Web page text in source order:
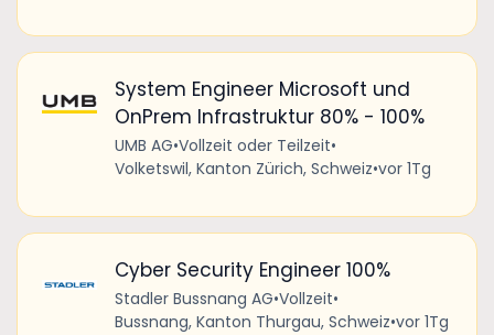
System Engineer Microsoft und
OnPrem Infrastruktur 80% - 100%
UMB AG•Vollzeit oder Teilzeit•
Volketswil, Kanton Zürich, Schweiz•vor 1Tg
Cyber Security Engineer 100%
Stadler Bussnang AG•Vollzeit•
Bussnang, Kanton Thurgau, Schweiz•vor 1Tg